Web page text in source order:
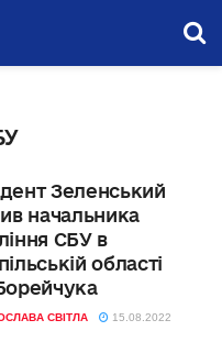
Зеленський
начальника
СБУ в
області
СВІТЛА 15.08.2022